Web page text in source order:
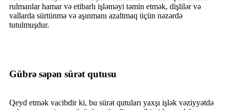
rulmanlar hamar və etibarlı işləməyi təmin etmək, dişlilər və
vallarda sürtünmə və aşınmanı azaltmaq üçün nəzərdə
tutulmuşdur.
Gübrə səpən sürət qutusu
Qeyd etmək vacibdir ki, bu sürət qutuları yaxşı işlək vəziyyətdə